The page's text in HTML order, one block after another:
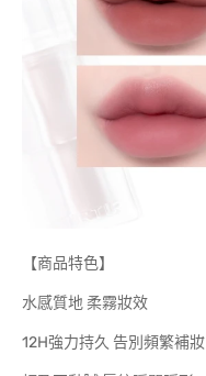
【商品特色】
水感質地 柔霧妝效
12H強力持久 告別頻繁補妝